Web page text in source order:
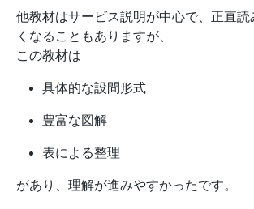
他教材はサービス説明が中心で、正直
くなることもありますが、
この教材は
具体的な設問形式
豊富な図解
表による整理
があり、理解が進みやすかったです。